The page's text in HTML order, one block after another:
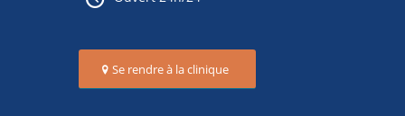
Se rendre à la clinique